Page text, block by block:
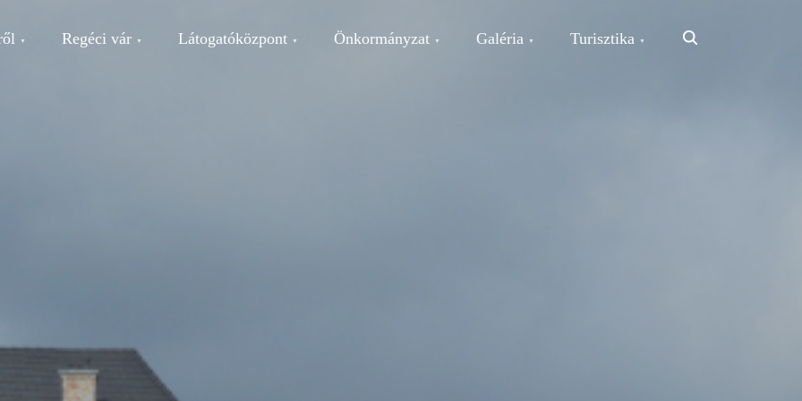
Regéci vár Látogatóközpont Önkormányzat Galéria Turisztika Search